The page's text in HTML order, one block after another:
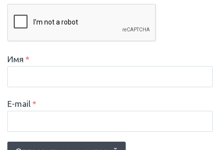
Имя *
E-mail *